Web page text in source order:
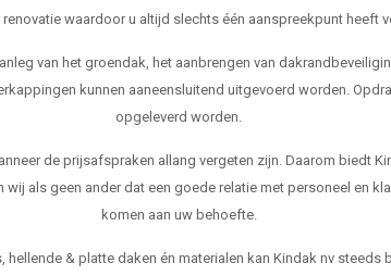
waardoor u altijd slechts één aanspreekpunt heeft
van het groendak, het aanbrengen van
kunnen aaneensluitend uitgevoerd worden.
opgeleverd worden.
de prijsafspraken allang vergeten zijn. Daarom biedt
wij als geen ander dat een goede relatie met personeel en
komen aan uw behoefte.
& platte daken én materialen kan Kindak nv